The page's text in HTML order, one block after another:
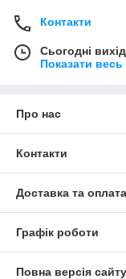
Контакти
Сьогодні
Показати
Про нас
Контакти
Доставка та оплата
Графік роботи
Повна версія сайту